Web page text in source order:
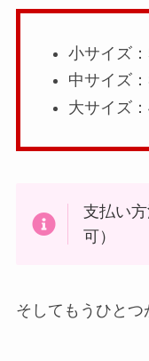
小サイズ：
中サイズ
大サイズ
支払い
可）
そしてもうひとつ